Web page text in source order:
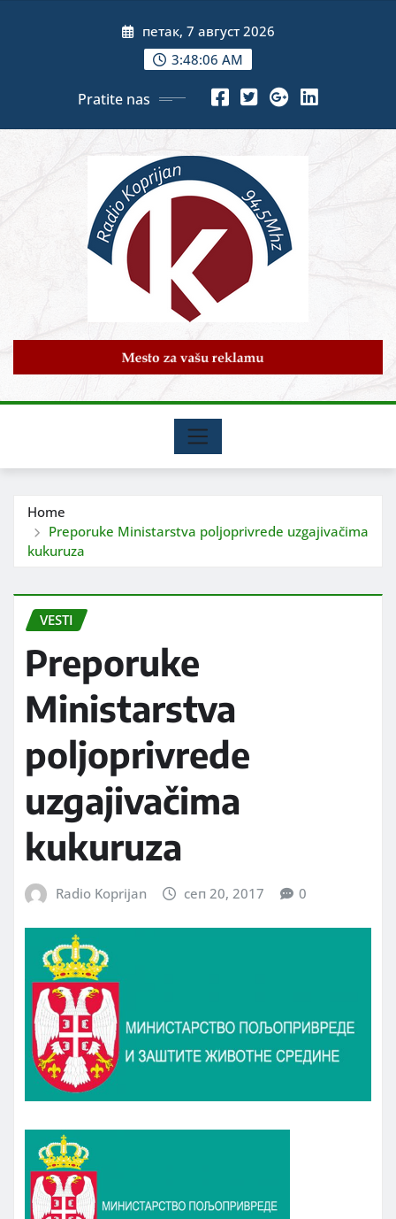
петак, 7 август 2026
3:48:07 AM
Pratite nas
Home
Preporuke Ministarstva poljoprivrede uzgajivačima
kukuruza
VESTI
Preporuke
Ministarstva
poljoprivrede
uzgajivačima
kukuruza
Radio Koprijan сеп 20, 2017 0